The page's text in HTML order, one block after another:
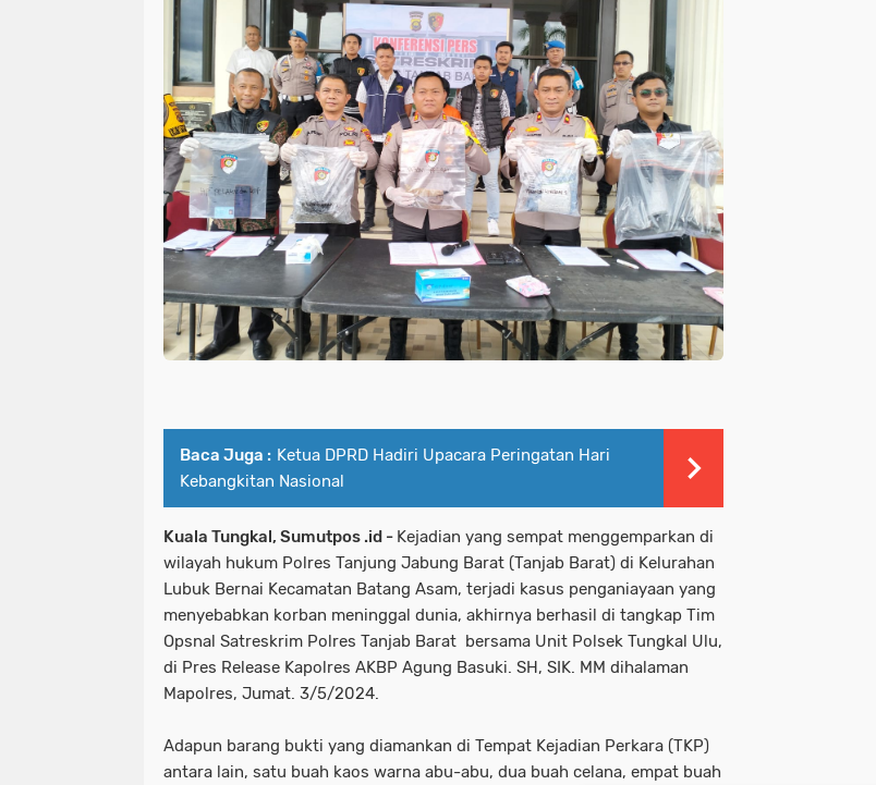
Baca Juga : Ketua DPRD Hadiri Upacara Peringatan Hari
Kebangkitan Nasional
Kuala Tungkal, Sumutpos .id - Kejadian yang sempat menggemparkan di
wilayah hukum Polres Tanjung Jabung Barat (Tanjab Barat) di Kelurahan
Lubuk Bernai Kecamatan Batang Asam, terjadi kasus penganiayaan yang
menyebabkan korban meninggal dunia, akhirnya berhasil di tangkap Tim
Opsnal Satreskrim Polres Tanjab Barat bersama Unit Polsek Tungkal Ulu,
di Pres Release Kapolres AKBP Agung Basuki. SH, SIK. MM dihalaman
Mapolres, Jumat. 3/5/2024.
Adapun barang bukti yang diamankan di Tempat Kejadian Perkara (TKP)
antara lain, satu buah kaos warna abu-abu, dua buah celana, empat buah